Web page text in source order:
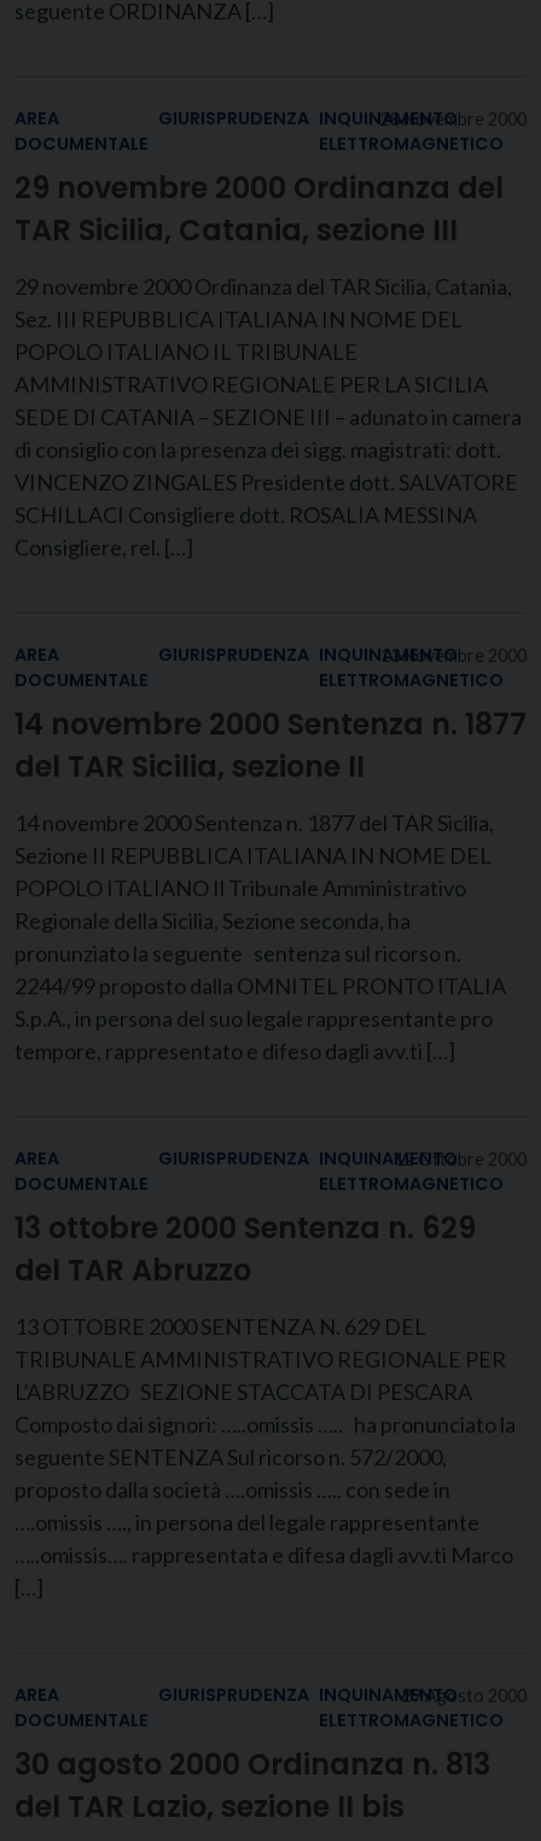
seguente ORDINANZA […]
28 Novembre 2000
AREA
DOCUMENTALE
GIURISPRUDENZA INQUINAMENTO
ELETTROMAGNETICO
29 novembre 2000 Ordinanza del
TAR Sicilia, Catania, sezione III
29 novembre 2000 Ordinanza del TAR Sicilia, Catania,
Sez. III REPUBBLICA ITALIANA IN NOME DEL
POPOLO ITALIANO IL TRIBUNALE
AMMINISTRATIVO REGIONALE PER LA SICILIA
SEDE DI CATANIA – SEZIONE III – adunato in camera
di consiglio con la presenza dei sigg. magistrati: dott.
VINCENZO ZINGALES Presidente dott. SALVATORE
SCHILLACI Consigliere dott. ROSALIA MESSINA
Consigliere, rel. […]
13 Novembre 2000
AREA
DOCUMENTALE
GIURISPRUDENZA INQUINAMENTO
ELETTROMAGNETICO
14 novembre 2000 Sentenza n. 1877
del TAR Sicilia, sezione II
14 novembre 2000 Sentenza n. 1877 del TAR Sicilia,
Sezione II REPUBBLICA ITALIANA IN NOME DEL
POPOLO ITALIANO Il Tribunale Amministrativo
Regionale della Sicilia, Sezione seconda, ha
pronunziato la seguente sentenza sul ricorso n.
2244/99 proposto dalla OMNITEL PRONTO ITALIA
S.p.A., in persona del suo legale rappresentante pro
tempore, rappresentato e difeso dagli avv.ti […]
12 Ottobre 2000
AREA
DOCUMENTALE
GIURISPRUDENZA INQUINAMENTO
ELETTROMAGNETICO
13 ottobre 2000 Sentenza n. 629
del TAR Abruzzo
13 OTTOBRE 2000 SENTENZA N. 629 DEL
TRIBUNALE AMMINISTRATIVO REGIONALE PER
L’ABRUZZO SEZIONE STACCATA DI PESCARA
Composto dai signori: …..omissis ….. ha pronunciato la
seguente SENTENZA Sul ricorso n. 572/2000,
proposto dalla società ….omissis ….. con sede in
….omissis …., in persona del legale rappresentante
…..omissis…. rappresentata e difesa dagli avv.ti Marco
[…]
29 Agosto 2000
AREA
DOCUMENTALE
GIURISPRUDENZA INQUINAMENTO
ELETTROMAGNETICO
30 agosto 2000 Ordinanza n. 813
del TAR Lazio, sezione II bis